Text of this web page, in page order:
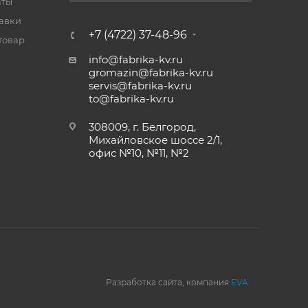
+7 (4722) 37-48-96
info@fabrika-kv.ru
gromazin@fabrika-kv.ru
servis@fabrika-kv.ru
to@fabrika-kv.ru
308009, г. Белгород,
Михайловское шоссе 2/1,
офис №10, №11, №2
Разработка сайта, компания EVA